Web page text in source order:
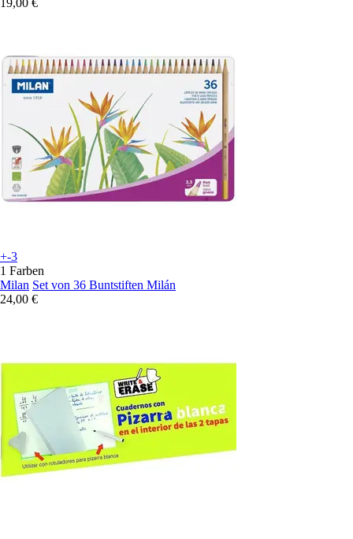
+-3
1 Farben
Milan Set von 36 Buntstiften Milán
24,00 €